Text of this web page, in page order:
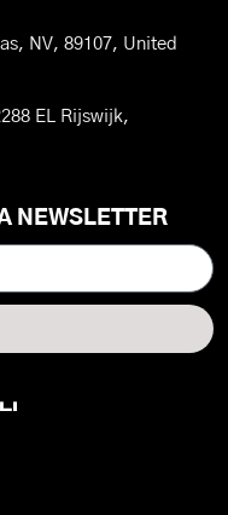
NV, 89107, United
EL Rijswijk,
NEWSLETTER